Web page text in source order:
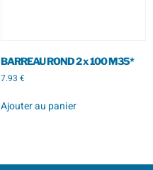
BARREAU ROND 2 x 100 M35*
7.93 €
Ajouter au panier